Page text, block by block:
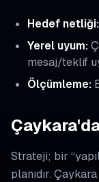
Hedef netliği:
Yerel uyum:
mesaj/teklif
Ölçümleme:
Strateji; bir
planıdır.